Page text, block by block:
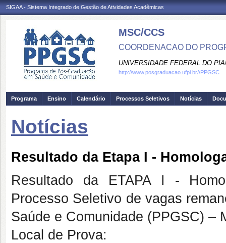
SIGAA - Sistema Integrado de Gestão de Atividades Acadêmicas
MSC/CCS
COORDENACAO DO
UNIVERSIDADE FEDERAL DO
http://www.posgraduacao.ufpi.br//PPGSC
Programa Ensino Calendário Processos Seletivos Notícias
Notícias
Resultado da Etapa I -
Resultado da ETAPA I -
Processo Seletivo de vagas
Saúde e Comunidade (PPGSC) –
Local de Prova: